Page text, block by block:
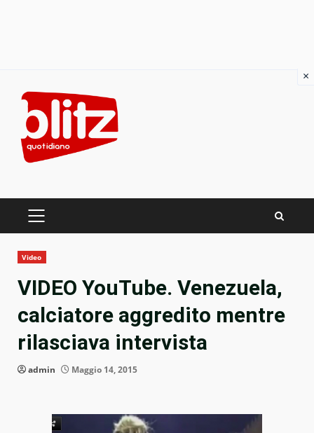
content
PRIMARY
Video
VIDEO YouTube. Venezuela,
calciatore aggredito mentre
rilasciava intervista
admin Maggio 14, 2015
×